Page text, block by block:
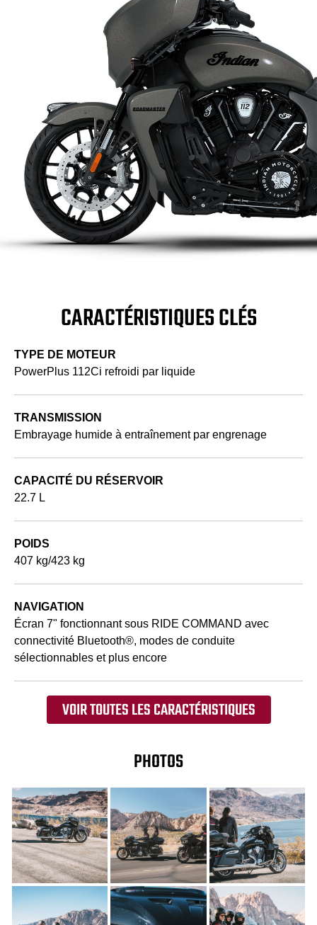
CARACTÉRISTIQUES CLÉS
TYPE DE MOTEUR
PowerPlus 112Ci refroidi par liquide
TRANSMISSION
Embrayage humide à entraînement par engrenage
CAPACITÉ DU RÉSERVOIR
22.7 L
POIDS
407 kg/423 kg
NAVIGATION
Écran 7" fonctionnant sous RIDE COMMAND avec
connectivité Bluetooth®, modes de conduite
sélectionnables et plus encore
VOIR TOUTES LES CARACTÉRISTIQUES
PHOTOS